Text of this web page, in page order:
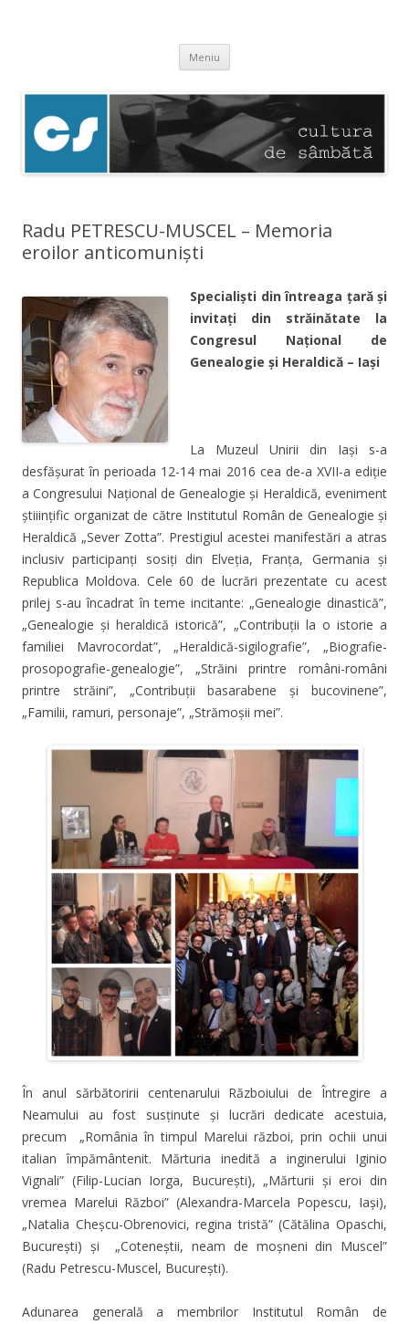
Meniu
Radu PETRESCU-MUSCEL – Memoria
eroilor anticomuniști
Specialişti din întreaga ţară şi
invitaţi din străinătate la
Congresul Naţional de
Genealogie şi Heraldică – Iaşi
La Muzeul Unirii din Iaşi s-a
desfăşurat în perioada 12-14 mai 2016 cea de-a XVII-a ediţie
a Congresului Naţional de Genealogie şi Heraldică, eveniment
ştiiinţific organizat de către Institutul Român de Genealogie şi
Heraldică „Sever Zotta”. Prestigiul acestei manifestări a atras
inclusiv participanţi sosiţi din Elveţia, Franţa, Germania şi
Republica Moldova. Cele 60 de lucrări prezentate cu acest
prilej s-au încadrat în teme incitante: „Genealogie dinastică”,
„Genealogie şi heraldică istorică”, „Contribuţii la o istorie a
familiei Mavrocordat”, „Heraldică-sigilografie”, „Biografie-
prosopografie-genealogie”, „Străini printre români-români
printre străini”, „Contribuţii basarabene şi bucovinene”,
„Familii, ramuri, personaje”, „Strămoşii mei”.
În anul sărbătoririi centenarului Războiului de Întregire a
Neamului au fost susţinute şi lucrări dedicate acestuia,
precum „România în timpul Marelui război, prin ochii unui
italian împământenit. Mărturia inedită a inginerului Iginio
Vignali” (Filip-Lucian Iorga, Bucureşti), „Mărturii şi eroi din
vremea Marelui Război” (Alexandra-Marcela Popescu, Iaşi),
„Natalia Cheşcu-Obrenovici, regina tristă” (Cătălina Opaschi,
Bucureşti) şi „Coteneştii, neam de moşneni din Muscel”
(Radu Petrescu-Muscel, Bucureşti).
Adunarea generală a membrilor Institutul Român de